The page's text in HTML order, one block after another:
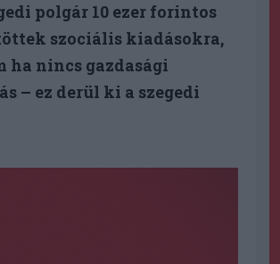
polgár 10 ezer forintos
szociális kiadásokra,
ha nincs gazdasági
– ez derül ki a szegedi